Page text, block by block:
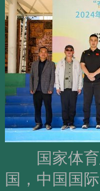
国家体育
国，中国国